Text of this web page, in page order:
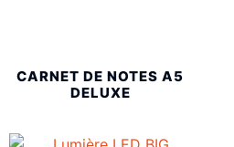
CARNET DE NOTES A5
DELUXE